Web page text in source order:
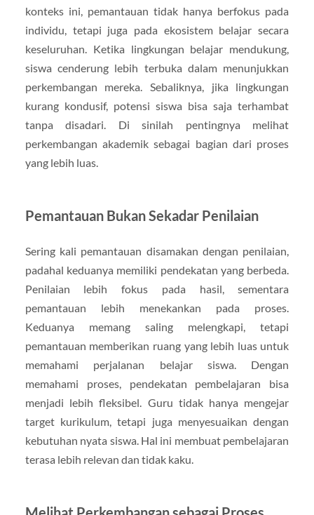
konteks ini, pemantauan tidak hanya berfokus pada
individu, tetapi juga pada ekosistem belajar secara
keseluruhan. Ketika lingkungan belajar mendukung,
siswa cenderung lebih terbuka dalam menunjukkan
perkembangan mereka. Sebaliknya, jika lingkungan
kurang kondusif, potensi siswa bisa saja terhambat
tanpa disadari. Di sinilah pentingnya melihat
perkembangan akademik sebagai bagian dari proses
yang lebih luas.
Pemantauan Bukan Sekadar Penilaian
Sering kali pemantauan disamakan dengan penilaian,
padahal keduanya memiliki pendekatan yang berbeda.
Penilaian lebih fokus pada hasil, sementara
pemantauan lebih menekankan pada proses.
Keduanya memang saling melengkapi, tetapi
pemantauan memberikan ruang yang lebih luas untuk
memahami perjalanan belajar siswa. Dengan
memahami proses, pendekatan pembelajaran bisa
menjadi lebih fleksibel. Guru tidak hanya mengejar
target kurikulum, tetapi juga menyesuaikan dengan
kebutuhan nyata siswa. Hal ini membuat pembelajaran
terasa lebih relevan dan tidak kaku.